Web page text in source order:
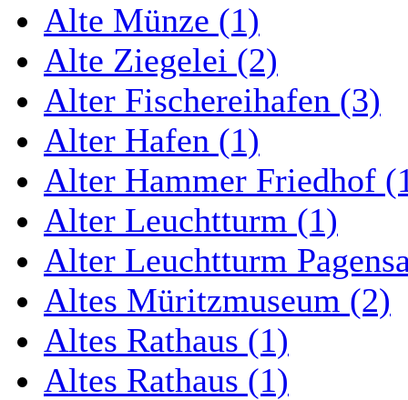
Alte Münze (1)
Alte Ziegelei (2)
Alter Fischereihafen (3)
Alter Hafen (1)
Alter Hammer Friedhof
Alter Leuchtturm (1)
Alter Leuchtturm
Altes Müritzmuseum (2)
Altes Rathaus (1)
Altes Rathaus (1)